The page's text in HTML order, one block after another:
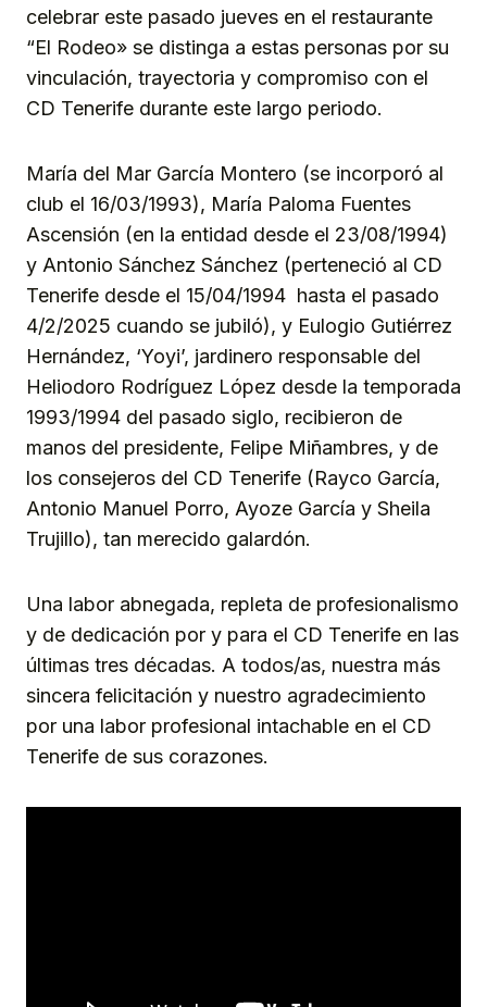
celebrar este pasado jueves en el restaurante
“El Rodeo» se distinga a estas personas por su
vinculación, trayectoria y compromiso con el
CD Tenerife durante este largo periodo.
María del Mar García Montero (se incorporó al
club el 16/03/1993), María Paloma Fuentes
Ascensión (en la entidad desde el 23/08/1994)
y Antonio Sánchez Sánchez (perteneció al CD
Tenerife desde el 15/04/1994 hasta el pasado
4/2/2025 cuando se jubiló), y Eulogio Gutiérrez
Hernández, ‘Yoyi’, jardinero responsable del
Heliodoro Rodríguez López desde la temporada
1993/1994 del pasado siglo, recibieron de
manos del presidente, Felipe Miñambres, y de
los consejeros del CD Tenerife (Rayco García,
Antonio Manuel Porro, Ayoze García y Sheila
Trujillo), tan merecido galardón.
Una labor abnegada, repleta de profesionalismo
y de dedicación por y para el CD Tenerife en las
últimas tres décadas. A todos/as, nuestra más
sincera felicitación y nuestro agradecimiento
por una labor profesional intachable en el CD
Tenerife de sus corazones.